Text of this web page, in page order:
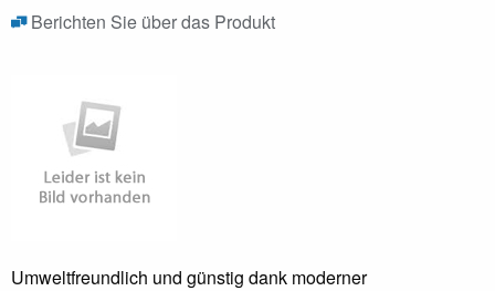
Berichten Sie über das Produkt
Umweltfreundlich und günstig dank moderner